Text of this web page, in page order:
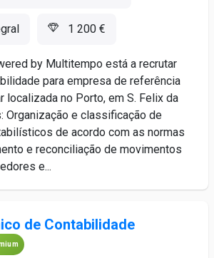
1 200 €
by Multitempo está a recrutar
para empresa de referência
localizada no Porto, em S. Felix da
Organização e classificação de
de acordo com as normas
e reconciliação de movimentos
e...
de Contabilidade